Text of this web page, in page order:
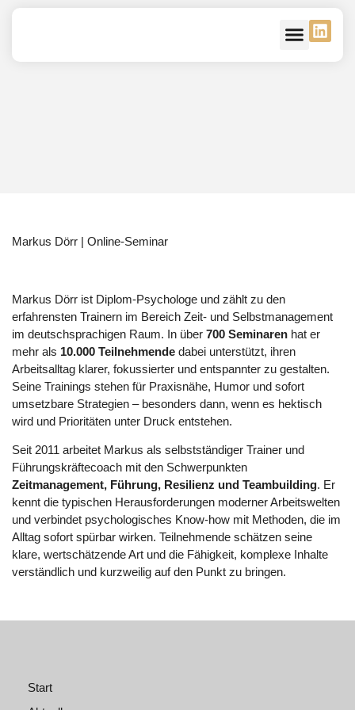
Markus Dörr | Online-Seminar
Markus Dörr ist Diplom-Psychologe und zählt zu den
erfahrensten Trainern im Bereich Zeit- und Selbstmanagement
im deutschsprachigen Raum. In über 700 Seminaren hat er
mehr als 10.000 Teilnehmende dabei unterstützt, ihren
Arbeitsalltag klarer, fokussierter und entspannter zu gestalten.
Seine Trainings stehen für Praxisnähe, Humor und sofort
umsetzbare Strategien – besonders dann, wenn es hektisch
wird und Prioritäten unter Druck entstehen.
Seit 2011 arbeitet Markus als selbstständiger Trainer und
Führungskräftecoach mit den Schwerpunkten
Zeitmanagement, Führung, Resilienz und Teambuilding. Er
kennt die typischen Herausforderungen moderner Arbeitswelten
und verbindet psychologisches Know-how mit Methoden, die im
Alltag sofort spürbar wirken. Teilnehmende schätzen seine
klare, wertschätzende Art und die Fähigkeit, komplexe Inhalte
verständlich und kurzweilig auf den Punkt zu bringen.
Start